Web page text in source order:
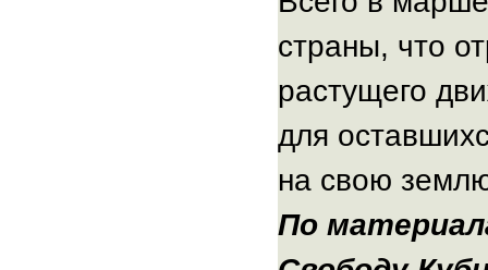
страны, что
растущего
для
на свою
По